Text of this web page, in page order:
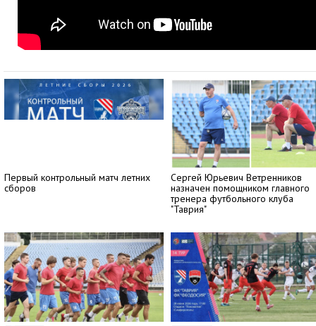
Первый контрольный матч летних
сборов
Сергей Юрьевич Ветренников
назначен помощником главного
тренера футбольного клуба
"Таврия"